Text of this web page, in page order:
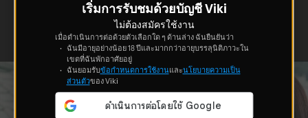
เริ่มการรับชมด้วยบัญชี Viki
ไม่ต้องสมัครใช้งาน
เมื่อดำเนินการต่อด้วยตัวเลือกใด ๆ ด้านล่าง ฉันยืนยันว่า
ฉันมีอายุอย่างน้อย 18 ปีและมากกว่าอายุบรรลุนิติภาวะใน
เขตที่ฉันพักอาศัยอยู่
ฉันยอมรับข้อกำหนดการใช้งานและนโยบายความเป็น
ส่วนตัวของ Viki